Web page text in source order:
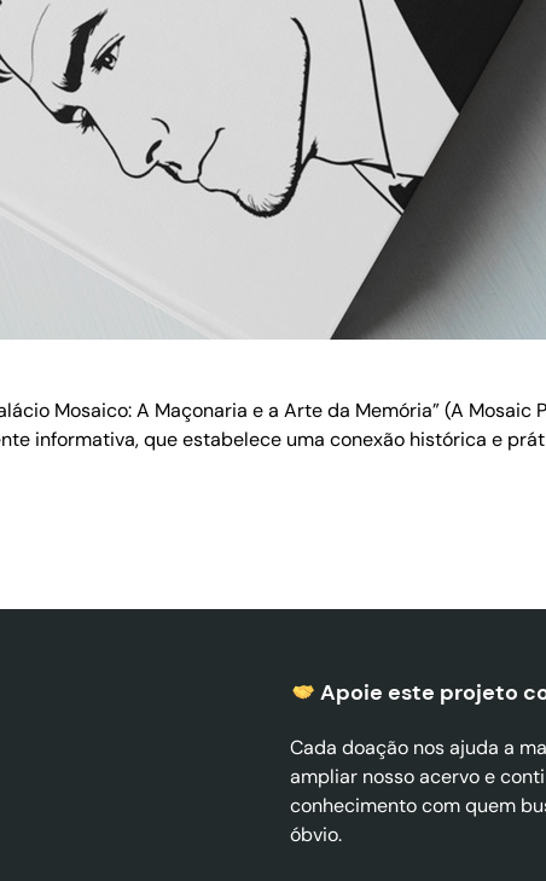
Mosaico: A Maçonaria e a Arte da Memória” (A
informativa, que estabelece uma conexão histórica e
Apoie este projeto
Cada doação nos ajuda a
ampliar nosso acervo e
conhecimento com quem
óbvio.